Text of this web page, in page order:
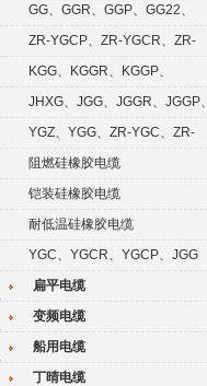
YGCRP
GG、GGR、GGP、GG22、
GGRP
ZR-YGCP、ZR-YGCR、ZR-
YGCRP
KGG、KGGR、KGGP、
KGGRP
JHXG、JGG、JGGR、JGGP、
JGGFYGZ、YGG、ZR-YGC、ZR-
KGG阻燃硅橡胶电缆
铠装硅橡胶电缆
耐低温硅橡胶电缆
YGC、YGCR、YGCP、JGG
扁平电缆
变频电缆
船用电缆
丁晴电缆